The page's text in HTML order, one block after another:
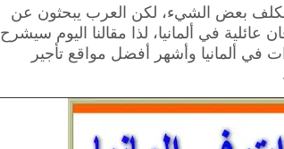
بعض الشيء، لكن العرب يبحثون عن
في ألمانيا، لذا مقالنا اليوم سيشرح
في ألمانيا وأشهر أفضل مواقع تأجير